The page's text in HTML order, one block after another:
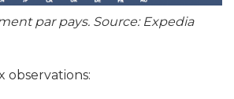
par pays. Source: Expedia
observations: